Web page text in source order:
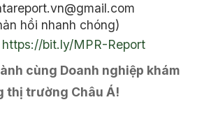
hồi nhanh chóng)
https://bit.ly/MPR-Report
cùng Doanh nghiệp khám
thị trường Châu Á!